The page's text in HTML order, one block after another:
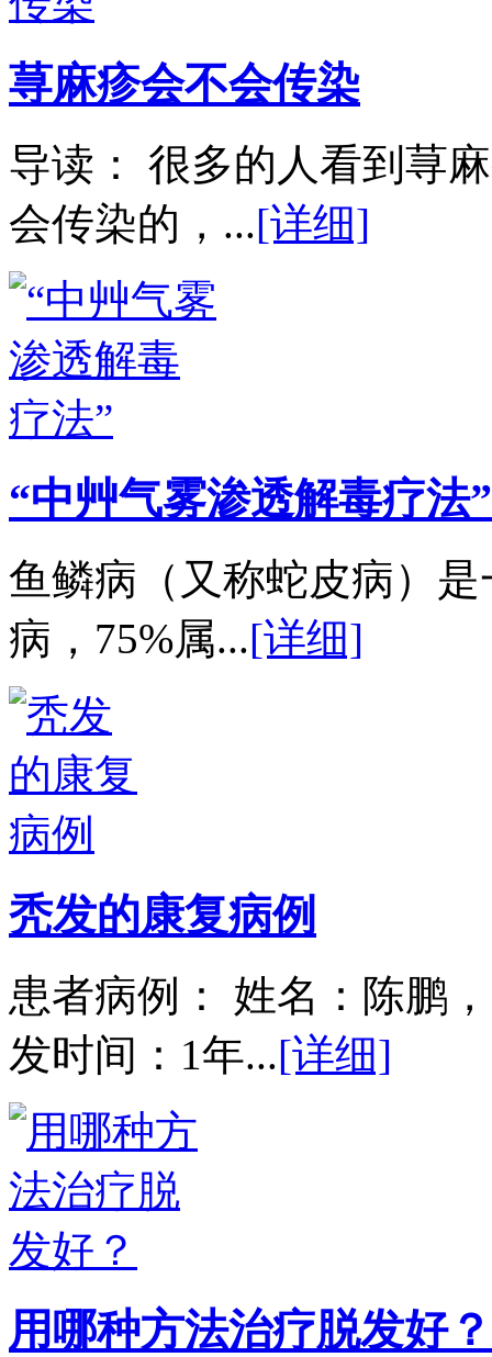
荨麻疹会不会传染
导读： 很多的人看到荨
会传染的，...[详细]
“中艸气雾渗透解毒疗法”
鱼鳞病（又称蛇皮病）
病，75%属...[详细]
秃发的康复病例
患者病例： 姓名：陈鹏
发时间：1年...[详细]
用哪种方法治疗脱发好？